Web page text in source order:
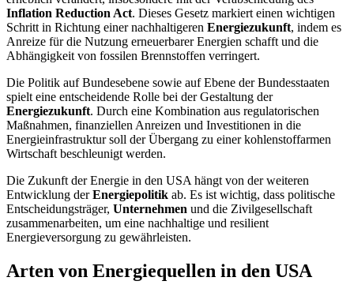
Inflation Reduction Act. Dieses Gesetz markiert einen wichtigen
Schritt in Richtung einer nachhaltigeren Energiezukunft, indem es
Anreize für die Nutzung erneuerbarer Energien schafft und die
Abhängigkeit von fossilen Brennstoffen verringert.
Die Politik auf Bundesebene sowie auf Ebene der Bundesstaaten
spielt eine entscheidende Rolle bei der Gestaltung der
Energiezukunft. Durch eine Kombination aus regulatorischen
Maßnahmen, finanziellen Anreizen und Investitionen in die
Energieinfrastruktur soll der Übergang zu einer kohlenstoffarmen
Wirtschaft beschleunigt werden.
Die Zukunft der Energie in den USA hängt von der weiteren
Entwicklung derEnergiepolitik ab. Es ist wichtig, dass politische
Entscheidungsträger, Unternehmen und die Zivilgesellschaft
zusammenarbeiten, um eine nachhaltige und resilient
Energieversorgung zu gewährleisten.
Arten von Energiequellen in den USA